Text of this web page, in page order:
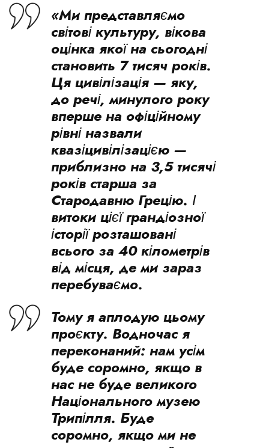
«Ми представляємо
світові культуру, вікова
оцінка якої на сьогодні
становить 7 тисяч років.
Ця цивілізація — яку,
до речі, минулого року
вперше на офіційному
рівні назвали
квазіцивілізацією —
приблизно на 3,5 тисячі
років старша за
Стародавню Грецію. І
витоки цієї грандіозної
історії розташовані
всього за 40 кілометрів
від місця, де ми зараз
перебуваємо.
Тому я аплодую цьому
проєкту. Водночас я
переконаний: нам усім
буде соромно, якщо в
нас не буде великого
Національного музею
Трипілля. Буде
соромно, якщо ми не